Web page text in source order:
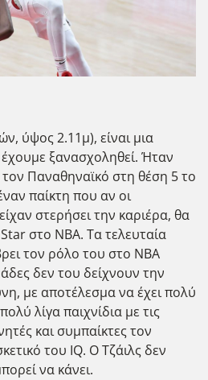
ύψος 2.11μ), είναι μια
ξανασχοληθεί. Ήταν
τον Παναθηναϊκό στη θέση 5 το
παίκτη που αν οι
στερήσει την καριέρα, θα
στο NBA. Τα τελευταία
τον ρόλο του στο NBA
δεν του δείχνουν την
με αποτέλεσμα να έχει πολύ
λίγα παιχνίδια με τις
και συμπαίκτες τον
του IQ. Ο Τζάιλς δεν
να κάνει.